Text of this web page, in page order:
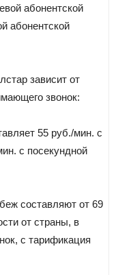
абонентской
абонентской
зависит от
звонок:
55 руб./мин. с
с посекундной
составляют от 69
от страны, в
с тарификация